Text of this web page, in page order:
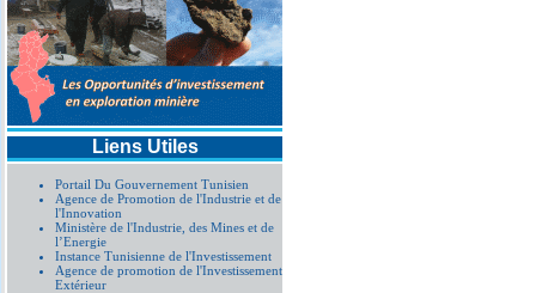
Liens Utiles
Portail Du Gouvernement Tunisien
Agence de Promotion de l'Industrie et de
l'Innovation
Ministère de l'Industrie, des Mines et de
l’Energie
Instance Tunisienne de l'Investissement
Agence de promotion de l'Investissement
Extérieur